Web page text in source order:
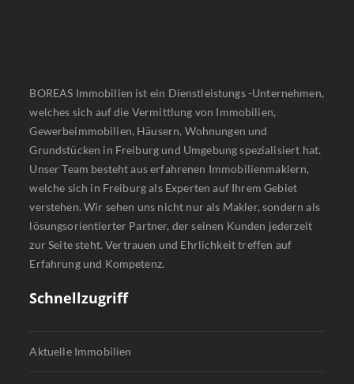
BOREAS Immobilien ist ein Dienstleistungs -Unternehmen,
welches sich auf die Vermittlung von Immobilien,
Gewerbeimmobilien, Häusern, Wohnungen und
Grundstücken in Freiburg und Umgebung spezialisiert hat.
Unser Team besteht aus erfahrenen Immobilienmaklern,
welche sich in Freiburg als Experten auf Ihrem Gebiet
verstehen. Wir sehen uns nicht nur als Makler, sondern als
lösungsorientierter Partner, der seinen Kunden jederzeit
zur Seite steht. Vertrauen und Ehrlichkeit treffen auf
Erfahrung und Kompetenz.
Schnellzugriff
Aktuelle Immobilien